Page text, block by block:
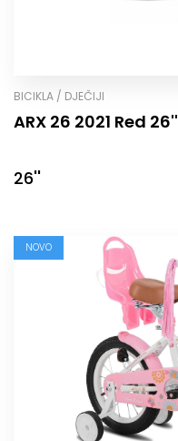
BICIKLA / DJEČIJI
ARX 26 2021 Red 26''
26''
NOVO